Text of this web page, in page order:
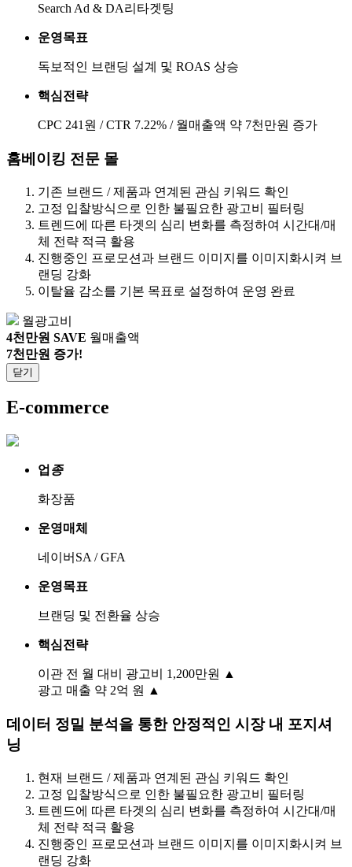
Search Ad & DA리타겟팅
운영목표
독보적인 브랜딩 설계 및 ROAS 상승
핵심전략
CPC 241원 / CTR 7.22% / 월매출액 약 7천만원 증가
홈베이킹 전문 몰
기존 브랜드 / 제품과 연계된 관심 키워드 확인
고정 입찰방식으로 인한 불필요한 광고비 필터링
트렌드에 따른 타겟의 심리 변화를 측정하여 시간대/매
체 전략 적극 활용
진행중인 프로모션과 브랜드 이미지를 이미지화시켜 브
랜딩 강화
이탈율 감소를 기본 목표로 설정하여 운영 완료
월광고비
4천만원 SAVE 월매출액
7천만원 증가!
닫기
E-commerce
업 종
화장품
운영매체
네이버SA / GFA
운영목표
브랜딩 및 전환율 상승
핵심전략
이관 전 월 대비 광고비 1,200만원
▲
광고 매출 약 2억 원
▲
데이터 정밀 분석을 통한 안정적인 시장 내 포지셔
닝
현재 브랜드 / 제품과 연계된 관심 키워드 확인
고정 입찰방식으로 인한 불필요한 광고비 필터링
트렌드에 따른 타겟의 심리 변화를 측정하여 시간대/매
체 전략 적극 활용
진행중인 프로모션과 브랜드 이미지를 이미지화시켜 브
랜딩 강화